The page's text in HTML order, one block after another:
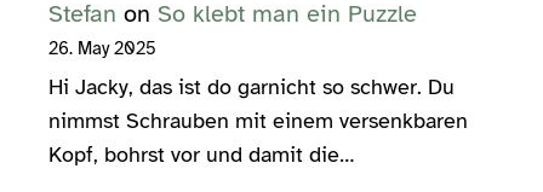
Stefan on So klebt man ein Puzzle
26. May 2025
Hi Jacky, das ist do garnicht so schwer. Du
nimmst Schrauben mit einem versenkbaren
Kopf, bohrst vor und damit die…